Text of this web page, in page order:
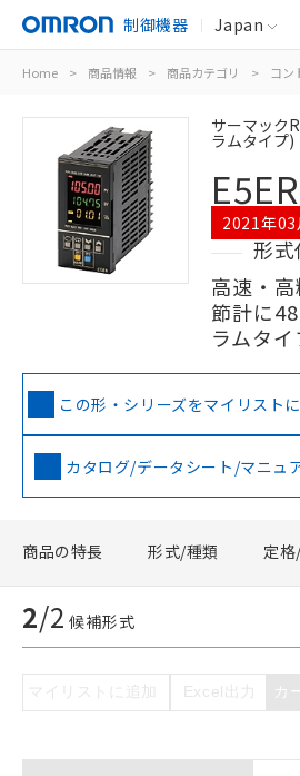
制御機器 Japan
Home > 商品情報 > 商品カテゴリ > コン
サーマック
ラムタイプ)
2021年03
形
高速・
節計に
ラムタ
この形・シリーズをマイリスト
カタログ/データシート/マニュ
商品の特長 形式/種類 定
2/2 候補形式
マイリストに追加 Excel出力 カ
ご利用条件
ご利用ください。